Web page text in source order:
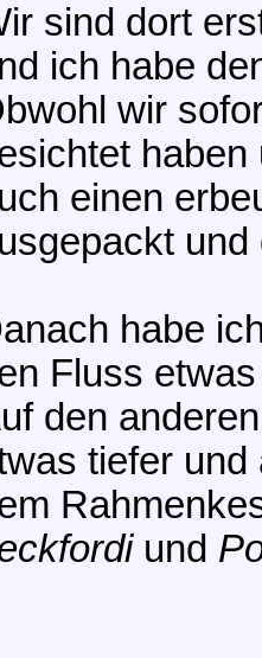
sind dort
ich habe
wir
einen
habe
Fluss
den
tiefer
und